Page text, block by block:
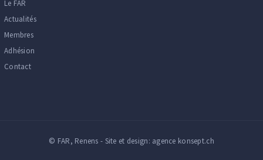
Le FAR
Actualités
Membres
Adhésion
Contact
© FAR, Renens - Site et design: agence konsept.ch